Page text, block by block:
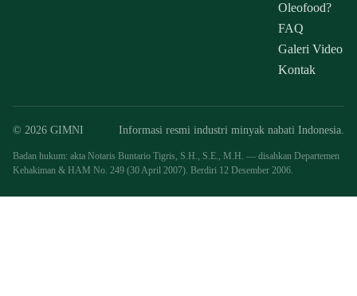
Oleofood?
FAQ
Galeri Video
Kontak
© 2026 GIMNI Informasi resmi industri minyak nabati Indonesia.
Badan hukum: akta Notaris Buntario Tigris, S.H., S.E., M.H. — disahkan Departemen
Kehakiman & HAM No. 249 (30 April 2007). Berdiri 12 Desember 2006.